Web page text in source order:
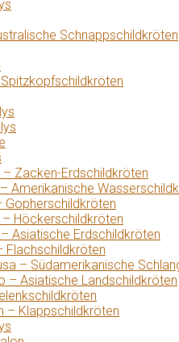
Schnappschildkröten
Zacken-Erdschildkröten
Amerikanische
Gopherschildkröten
Höckerschildkröten
Asiatische Erdschildkröten
Flachschildkröten
– Südamerikanische
– Asiatische Landschildkröten
– Klappschildkröten